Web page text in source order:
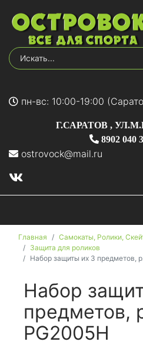
пн-вс: 10:00-19:00
Г.САРАТОВ ,
8902 040
ostrovock@mail.ru
Главная
Самокаты, Ролики,
Защита для роликов
Набор защиты их 3 предметов,
Набор
предметов,
PG2005H